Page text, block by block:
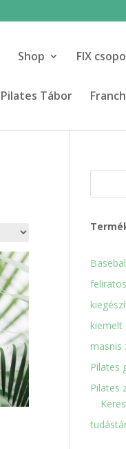
Shop FIX
Pilates Tábor
kiemelt
masnis
Pilates
Pilates